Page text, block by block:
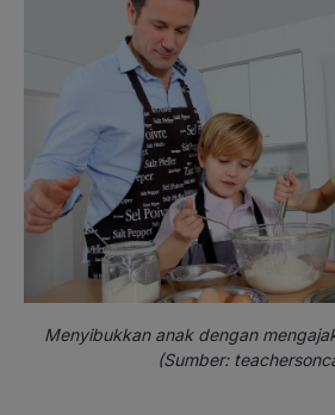
Menyibukkan anak dengan
(Sumber: